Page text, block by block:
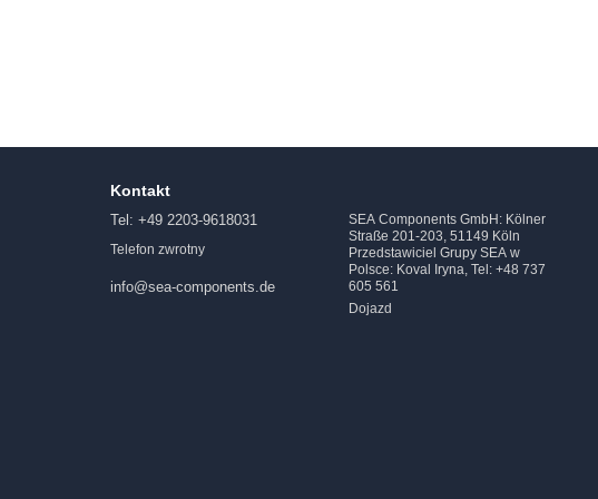
Kontakt
Tel: +49 2203-9618031
Telefon zwrotny
info@sea-components.de
SEA Components GmbH: Kölner
Straße 201-203, 51149 Köln
Przedstawiciel Grupy SEA w
Polsce: Koval Iryna, Tel: +48 737
605 561
Dojazd